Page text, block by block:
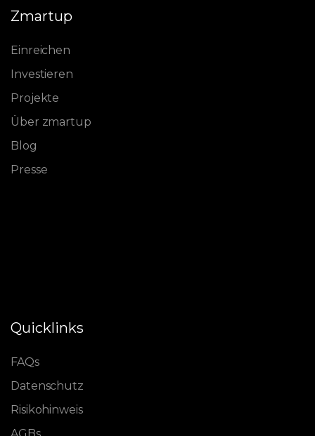
Zmartup
Einreichen
Investieren
Projekte
Über zmartup
Blog
Presse
Quicklinks
FAQs
Datenschutz
Risikohinweis